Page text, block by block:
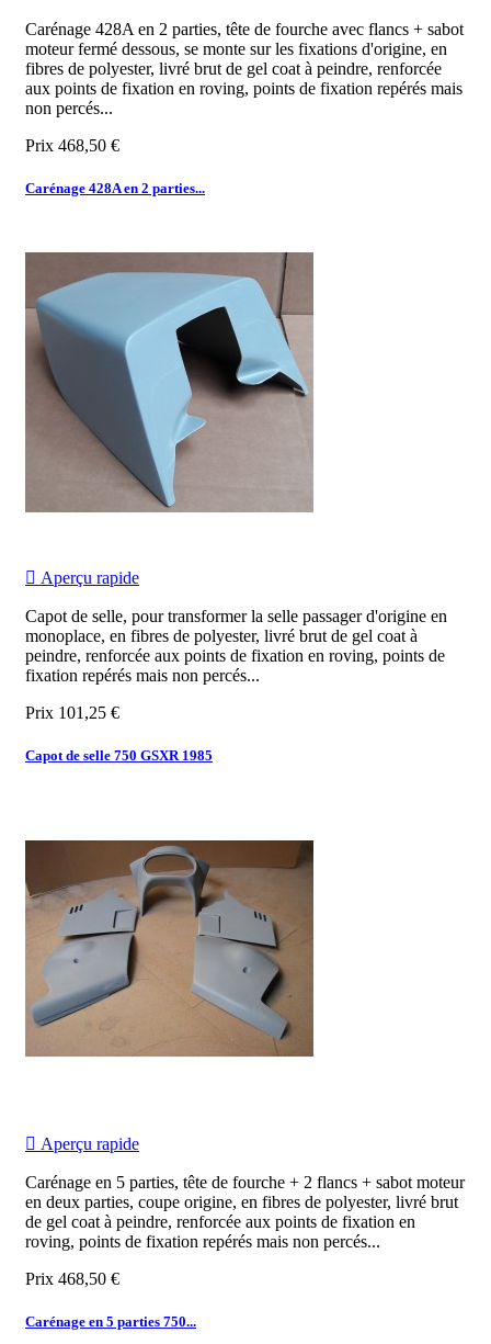
Carénage 428A en 2 parties, tête de fourche avec flancs + sabot
moteur fermé dessous, se monte sur les fixations d'origine, en
fibres de polyester, livré brut de gel coat à peindre, renforcée
aux points de fixation en roving, points de fixation repérés mais
non percés...
Prix 468,50 €
Carénage 428A en 2 parties...
 Aperçu rapide
Capot de selle, pour transformer la selle passager d'origine en
monoplace, en fibres de polyester, livré brut de gel coat à
peindre, renforcée aux points de fixation en roving, points de
fixation repérés mais non percés...
Prix 101,25 €
Capot de selle 750 GSXR 1985
 Aperçu rapide
Carénage en 5 parties, tête de fourche + 2 flancs + sabot moteur
en deux parties, coupe origine, en fibres de polyester, livré brut
de gel coat à peindre, renforcée aux points de fixation en
roving, points de fixation repérés mais non percés...
Prix 468,50 €
Carénage en 5 parties 750...